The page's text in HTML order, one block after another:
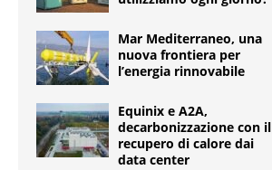
Mar Mediterraneo, una
nuova frontiera per
l’energia rinnovabile
Equinix e A2A,
decarbonizzazione con il
recupero di calore dai
data center